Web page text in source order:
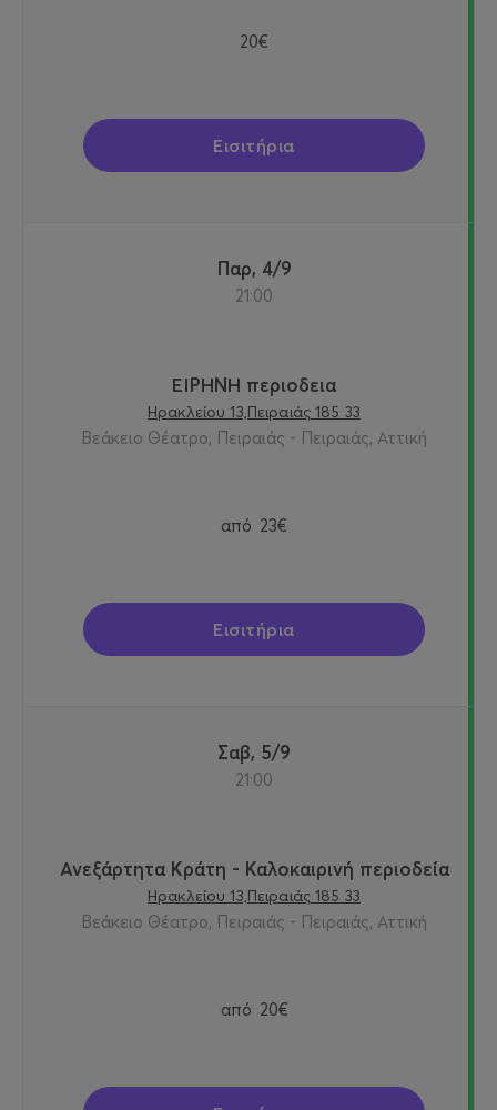
20€
Εισιτήρια
Παρ, 4/9
21:00
ΕΙΡΗΝΗ περιοδεια
Ηρακλείου 13,Πειραιάς 185 33
Βεάκειο Θέατρο, Πειραιάς - Πειραιάς, Αττική
από 23€
Εισιτήρια
Σαβ, 5/9
21:00
Ανεξάρτητα Κράτη - Καλοκαιρινή περιοδεία
Ηρακλείου 13,Πειραιάς 185 33
Βεάκειο Θέατρο, Πειραιάς - Πειραιάς, Αττική
από 20€